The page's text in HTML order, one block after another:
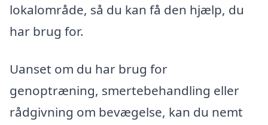
lokalområde, så du kan få den hjælp, du
har brug for.
Uanset om du har brug for
genoptræning, smertebehandling eller
rådgivning om bevægelse, kan du nemt